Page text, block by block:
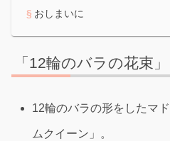
おしまいに
「12輪のバラの花束」
12輪のバラの形をしたマ
ムクイーン」。